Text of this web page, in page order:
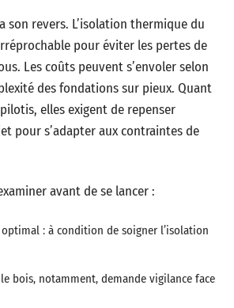
son revers. L’isolation thermique du
pour éviter les pertes de
Les coûts peuvent s’envoler selon
des fondations sur pieux. Quant
elles exigent de repenser
pour s’adapter aux contraintes de
avant de se lancer :
: à condition de soigner l’isolation
bois, notamment, demande vigilance face